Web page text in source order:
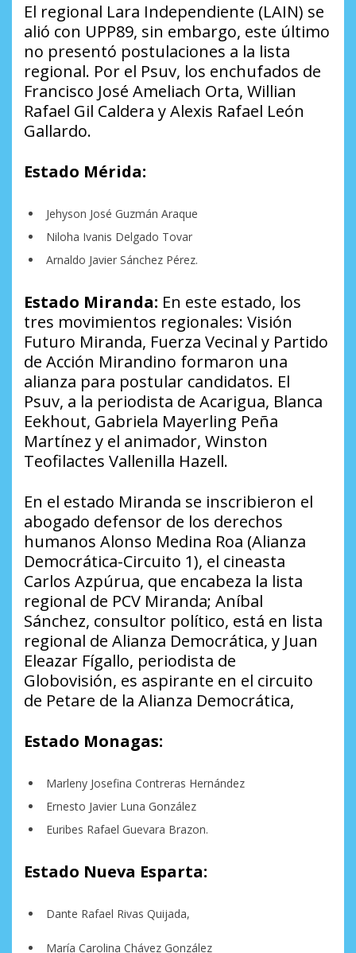
El regional Lara Independiente (LAIN) se
alió con UPP89, sin embargo, este último
no presentó postulaciones a la lista
regional. Por el Psuv, los enchufados de
Francisco José Ameliach Orta, Willian
Rafael Gil Caldera y Alexis Rafael León
Gallardo.
Estado Mérida:
Jehyson José Guzmán Araque
Niloha Ivanis Delgado Tovar
Arnaldo Javier Sánchez Pérez.
Estado Miranda: En este estado, los
tres movimientos regionales: Visión
Futuro Miranda, Fuerza Vecinal y Partido
de Acción Mirandino formaron una
alianza para postular candidatos. El
Psuv, a la periodista de Acarigua, Blanca
Eekhout, Gabriela Mayerling Peña
Martínez y el animador, Winston
Teofilactes Vallenilla Hazell.
En el estado Miranda se inscribieron el
abogado defensor de los derechos
humanos Alonso Medina Roa (Alianza
Democrática-Circuito 1), el cineasta
Carlos Azpúrua, que encabeza la lista
regional de PCV Miranda; Aníbal
Sánchez, consultor político, está en lista
regional de Alianza Democrática, y Juan
Eleazar Fígallo, periodista de
Globovisión, es aspirante en el circuito
de Petare de la Alianza Democrática,
Estado Monagas:
Marleny Josefina Contreras Hernández
Ernesto Javier Luna González
Euribes Rafael Guevara Brazon.
Estado Nueva Esparta:
Dante Rafael Rivas Quijada,
María Carolina Chávez González